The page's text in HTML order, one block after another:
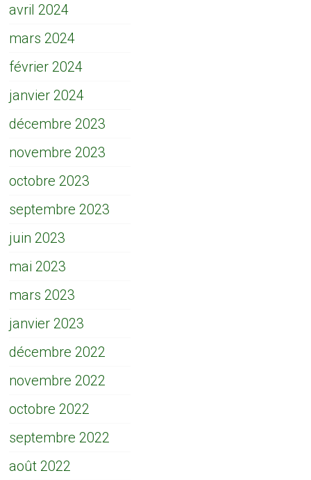
avril 2024
mars 2024
février 2024
janvier 2024
décembre 2023
novembre 2023
octobre 2023
septembre 2023
juin 2023
mai 2023
mars 2023
janvier 2023
décembre 2022
novembre 2022
octobre 2022
septembre 2022
août 2022